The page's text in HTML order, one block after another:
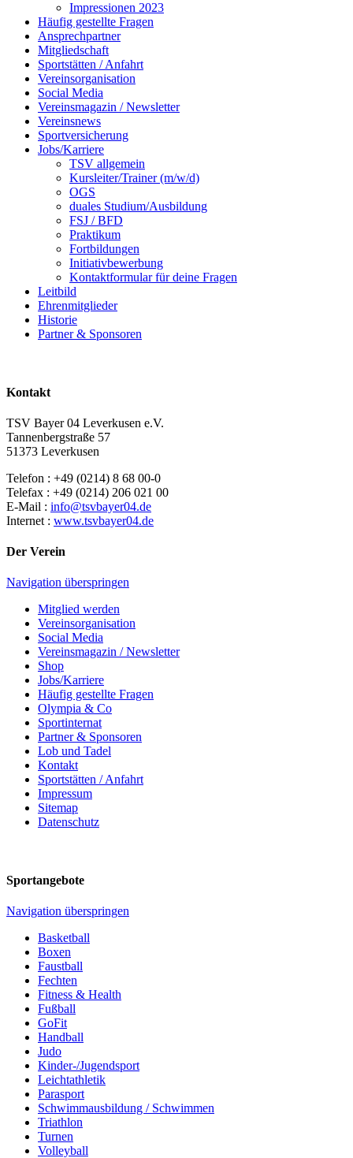
Impressionen 2023
Häufig gestellte Fragen
Ansprechpartner
Mitgliedschaft
Sportstätten / Anfahrt
Vereinsorganisation
Social Media
Vereinsmagazin / Newsletter
Vereinsnews
Sportversicherung
Jobs/Karriere
TSV allgemein
Kursleiter/Trainer (m/w/d)
OGS
duales Studium/Ausbildung
FSJ / BFD
Praktikum
Fortbildungen
Initiativbewerbung
Kontaktformular für deine Fragen
Leitbild
Ehrenmitglieder
Historie
Partner & Sponsoren
Kontakt
TSV Bayer 04 Leverkusen e.V.
Tannenbergstraße 57
51373 Leverkusen
Telefon : +49 (0214) 8 68 00-0
Telefax : +49 (0214) 206 021 00
E-Mail : info@tsvbayer04.de
Internet : www.tsvbayer04.de
Der Verein
Navigation überspringen
Mitglied werden
Vereinsorganisation
Social Media
Vereinsmagazin / Newsletter
Shop
Jobs/Karriere
Häufig gestellte Fragen
Olympia & Co
Sportinternat
Partner & Sponsoren
Lob und Tadel
Kontakt
Sportstätten / Anfahrt
Impressum
Sitemap
Datenschutz
Sportangebote
Navigation überspringen
Basketball
Boxen
Faustball
Fechten
Fitness & Health
Fußball
GoFit
Handball
Judo
Kinder-/Jugendsport
Leichtathletik
Parasport
Schwimmausbildung / Schwimmen
Triathlon
Turnen
Volleyball